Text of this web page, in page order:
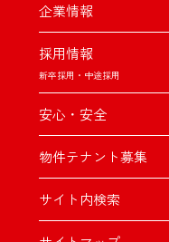
企業情報
採用情報
新卒採用・中途採用
安心・安全
物件テナント募集
サイト内検索